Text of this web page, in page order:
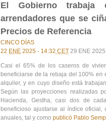
El Gobierno trabaja
arrendadores que se
Precios de Referencia
CINCO DÍAS
22 ENE 2025 - 14:32 CET 29 ENE
Casi el 65% de los caseros de
beneficiarse de la rebaja del 100% en
alquiler, y en cuyo diseño está
Según las proyecciones realizadas
Hacienda, Gestha, casi dos de
beneficioso ajustarse al índice
anuales, tal y como publicó Pablo